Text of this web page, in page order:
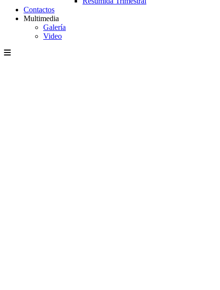
Contactos
Multimedia
Galería
Video